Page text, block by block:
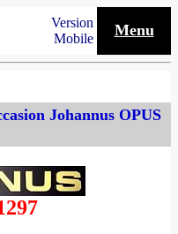
Version
Mobile
Menu
Johannus OPUS